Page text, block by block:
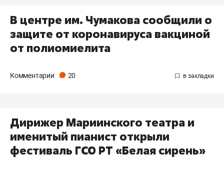
В центре им. Чумакова сообщили о
защите от коронавируса вакциной
от полиомиелита
Комментарии 20
​Дирижер Мариинского театра и
именитый пианист открыли
фестиваль ГСО РТ «Белая сирень»